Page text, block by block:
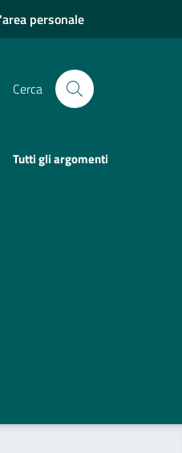
personale
Cerca
Tutti gli argomenti